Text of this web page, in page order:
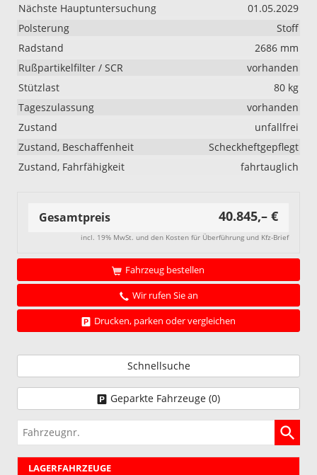
Nächste Hauptuntersuchung
01.05.2029
Polsterung
Stoff
Radstand
2686 mm
Rußpartikelfilter / SCR
vorhanden
Stützlast
80 kg
Tageszulassung
vorhanden
Zustand
unfallfrei
Zustand, Beschaffenheit
Scheckheftgepflegt
Zustand, Fahrfähigkeit
fahrtauglich
Gesamtpreis 40.845,– €
incl. 19% MwSt. und den Kosten für Überführung und Kfz-Brief
Fahrzeug bestellen
Wir rufen Sie an
Drucken, parken oder vergleichen
Schnellsuche
Geparkte Fahrzeuge (0)
Fahrzeugnr.
LAGERFAHRZEUGE